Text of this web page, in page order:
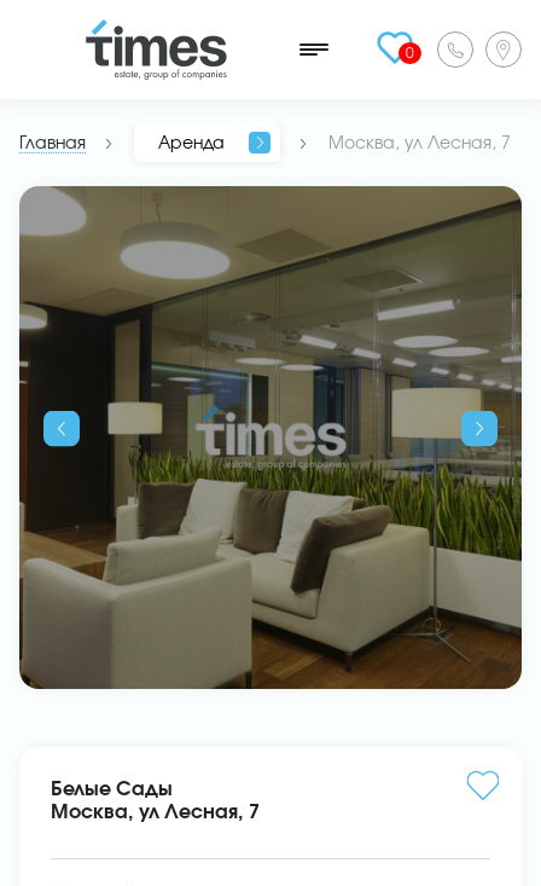
0
Главная Аренда Москва, ул Лесная, 7
Белые Сады
Москва, ул Лесная, 7